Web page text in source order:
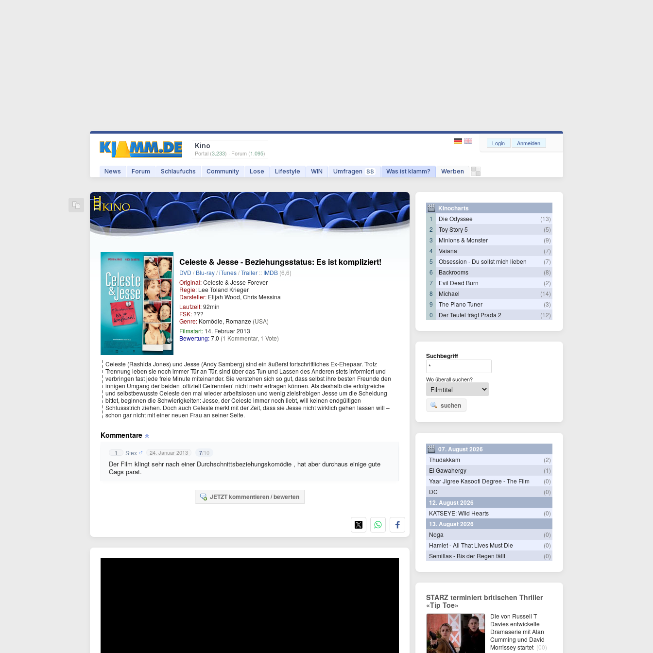
Kino
Portal (3.233) · Forum (1.095)
News Forum Schlaufuchs Community Lose Lifestyle WIN Umfragen $$ Was ist klamm? Werben
Login Anmelden
Celeste & Jesse - Beziehungsstatus: Es ist kompliziert!
DVD /Blu-ray/iTunes/Trailer :: IMDB (6,6)
Original:Celeste & Jesse Forever
Regie: Lee Toland Krieger
Darsteller: Elijah Wood, Chris Messina
Laufzeit:92min
FSK: ???
Genre: Komödie, Romanze (USA)
Filmstart: 14. Februar 2013
Bewertung:7,0 (1 Kommentar, 1 Vote)
Celeste (Rashida Jones) und Jesse (Andy Samberg) sind ein äußerst fortschrittliches Ex-Ehepaar. Trotz
Trennung leben sie noch immer Tür an Tür, sind über das Tun und Lassen des Anderen stets informiert und
verbringen fast jede freie Minute miteinander. Sie verstehen sich so gut, dass selbst ihre besten Freunde den
innigen Umgang der beiden ‚offiziell Getrennten‘ nicht mehr ertragen können. Als deshalb die erfolgreiche
und selbstbewusste Celeste den mal wieder arbeitslosen und wenig zielstrebigen Jesse um die Scheidung
bittet, beginnen die Schwierigkeiten: Jesse, der Celeste immer noch liebt, will keinen endgültigen
Schlussstrich ziehen. Doch auch Celeste merkt mit der Zeit, dass sie Jesse nicht wirklich gehen lassen will –
schon gar nicht mit einer neuen Frau an seiner Seite.
Kommentare
1 Stex 24. Januar 2013 7/10
Der Film klingt sehr nach einer Durchschnittsbeziehungskomödie , hat aber durchaus einige gute
Gags parat.
JETZT kommentieren / bewerten
Kinocharts
1 Die Odyssee
(13)
2
Toy Story 5
(5)
3
Minions & Monster
(9)
4
Vaiana
(7)
5
Obsession - Du sollst mich lieben
(7)
6
Backrooms
(8)
7
Evil Dead Burn
(2)
8
Michael
(14)
9
The Piano Tuner
(3)
0
Der Teufel trägt Prada 2 (12)
Suchbegriff
Wo überall suchen?
suchen
07. August 2026
Thudakkam
(2)
El Gawahergy
(1)
Yaar Jigree Kasooti Degree - The Film
(0)
DC
(0)
12. August 2026
KATSEYE: Wild Hearts (0)
13. August 2026
Noga
(0)
Hamlet - All That Lives Must Die
(0)
Semillas - Bis der Regen fällt
(0)
STARZ terminiert britischen Thriller
«Tip Toe»
Die von Russell T
Davies entwickelte
Dramaserie mit Alan
Cumming und David
Morrissey startet (00)